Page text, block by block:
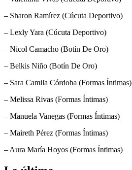
– Sharon Ramírez (Cúcuta Deportivo)
– Lexly Yara (Cúcuta Deportivo)
– Nicol Camacho (Botín De Oro)
– Belkis Niño (Botín De Oro)
– Sara Camila Córdoba (Formas Íntimas)
– Melissa Rivas (Formas Íntimas)
– Manuela Vanegas (Formas Íntimas)
– Maireth Pérez (Formas Íntimas)
– Aura María Hoyos (Formas Íntimas)